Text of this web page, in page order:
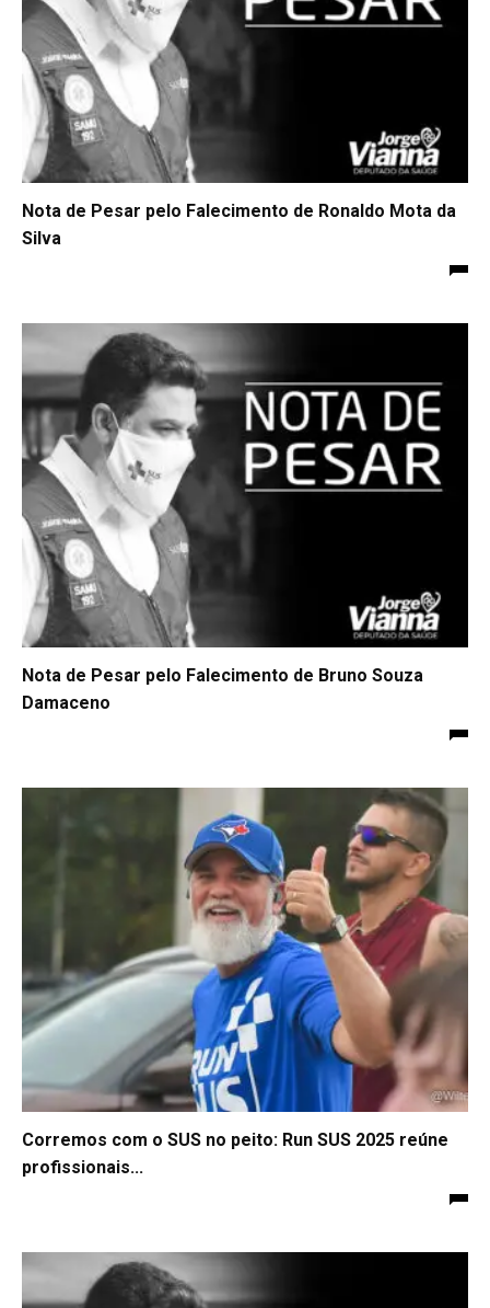
Nota de Pesar pelo Falecimento de Ronaldo Mota da
Silva
Nota de Pesar pelo Falecimento de Bruno Souza
Damaceno
Corremos com o SUS no peito: Run SUS 2025 reúne
profissionais...